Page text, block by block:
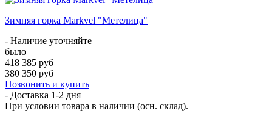
Зимняя горка Markvel "Метелица"
- Наличие уточняйте
было
418 385 руб
380 350 руб
Позвонить и купить
- Доставка 1-2 дня
При условии товара в наличии (осн. склад).